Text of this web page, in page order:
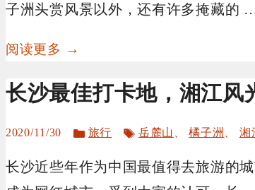
子洲头赏​风景以外，还有许多掩藏的
阅读更多 →
长沙最佳打卡地，湘江风
2020/11/30
分
旅行
标
岳麓山 、橘子洲 湘
长沙近些年作为中国最值得去旅游的